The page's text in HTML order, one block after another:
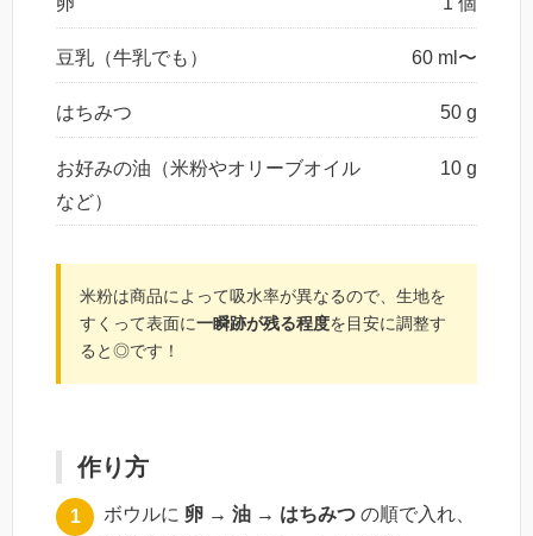
豆乳（牛乳でも） 60 ml〜
はちみつ 50 g
お好みの油（米粉やオリーブオイル
など）
10 g
米粉は商品によって吸水率が異なるので、生地を
すくって表面に一瞬跡が残る程度を目安に調整す
ると◎です！
作り方
ボウルに 卵 → 油 → はちみつ の順で入れ、